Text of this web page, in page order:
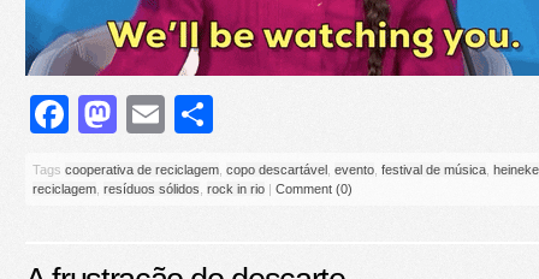
Facebook
Mastodon
Email
Tags cooperativa de reciclagem copo descartável evento festival de música
reciclagem resíduos sólidos rock in rio | Comment (0)